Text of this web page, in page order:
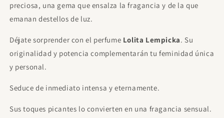
Gasta€120.00para desbloquear.
75ml
€23.00
Gratis
Gasta€120.00para desbloquear.
preciosa, una gema que ensalza la fragancia y de la que
emanan destellos de luz.
Déjate sorprender con el perfume Lolita Lempicka. Su
originalidad y potencia complementarán tu feminidad única
y personal.
Seduce de inmediato intensa y eternamente.
Sus toques picantes lo convierten en una fragancia sensual.